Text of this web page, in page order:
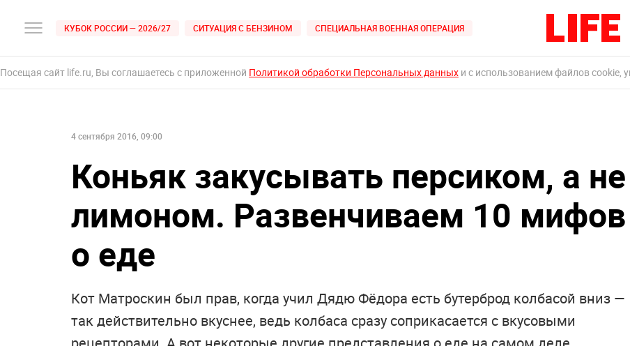
КУБОК РОССИИ — 2026/27 СИТУАЦИЯ С БЕНЗИНОМ СПЕЦИАЛЬНАЯ ВОЕННАЯ ОПЕРАЦИЯ
Посещая сайт life.ru, Вы соглашаетесь с приложенной Политикой обработки Персональных данных и с использованием файлов cookie,
4 сентября 2016, 09:00
Коньяк закусывать персиком, а не
лимоном. Развенчиваем 10 мифов
о еде
Кот Матроскин был прав, когда учил Дядю Фёдора есть бутерброд колбасой вниз —
так действительно вкуснее, ведь колбаса сразу соприкасается с вкусовыми